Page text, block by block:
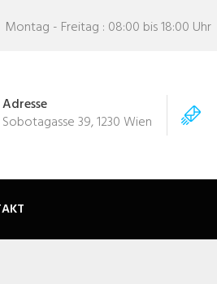
Montag - Freitag : 08:00 bis 18:00 Uhr
Adresse
Sobotagasse 39, 1230 Wien